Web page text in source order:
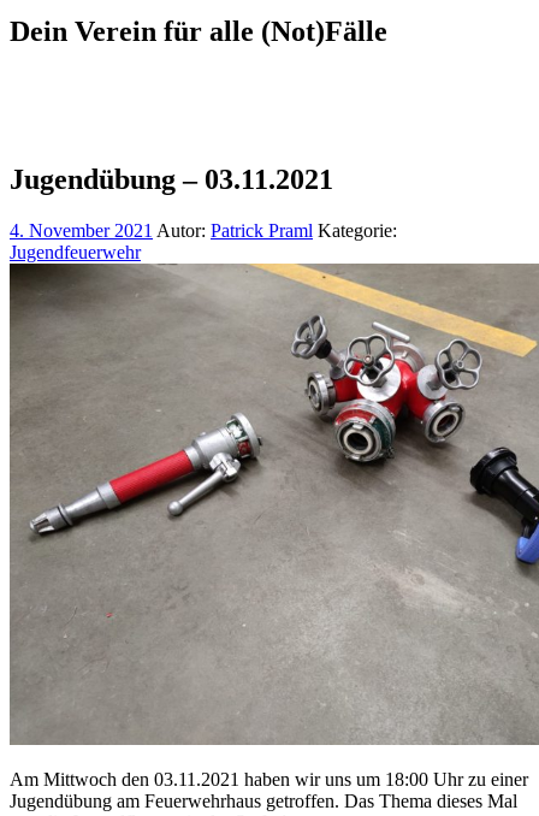
Dein Verein für alle (Not)Fälle
Jugendübung – 03.11.2021
4. November 2021 Autor: Patrick Praml Kategorie:
Jugendfeuerwehr
Am Mittwoch den 03.11.2021 haben wir uns um 18:00 Uhr zu einer
Jugendübung am Feuerwehrhaus getroffen. Das Thema dieses Mal